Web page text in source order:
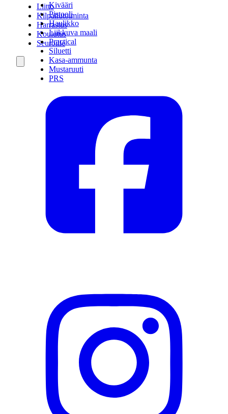
Kivääri
Pistooli
Haulikko
Liikkuva maali
Practical
Siluetti
Kasa-ammunta
Mustaruuti
PRS
Liitto
Kilpailutoiminta
Harrastus
Koulutus
Seuroille